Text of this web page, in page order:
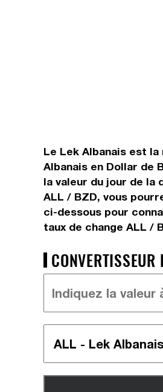
Le Lek Albanais est
Albanais en Dollar de
la valeur du jour de la
ALL / BZD, vous
ci-dessous pour
taux de change ALL /